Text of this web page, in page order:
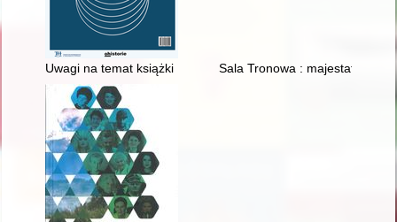
Uwagi na temat książki Piotra Zwierzchowskiego "Filmowe
Sala Tronowa : majestat króla i